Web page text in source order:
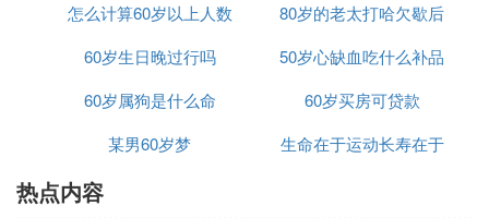
3. 黑色真丝连衣裙
中年女人必买的黑色连衣裙，这个夏天一定要有一
件，这种网纱蕾丝结合，轻薄透气舒适度很高，这种
裙子适合各种身材，不管是微胖还是梨形身材，都可
4. 蓝色刺绣过膝长裙
这条裙子真的非常有气质韵味，花朵蕾丝刺绣，蓝色
的内衬，加上珍珠和旗袍领的点缀，韵味十足。搭配
怎么计算60岁以上人数
80岁的老太打哈欠歇后
语
60岁生日晚过行吗
50岁心缺血吃什么补品
60岁属狗是什么命
60岁买房可贷款
某男60岁梦
生命在于运动长寿在于
热点内容